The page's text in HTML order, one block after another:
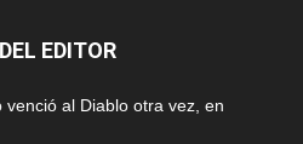
EDITOR
venció al Diablo otra vez, en